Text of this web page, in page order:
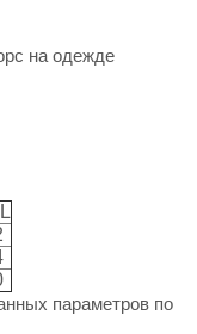
на одежде
параметров по